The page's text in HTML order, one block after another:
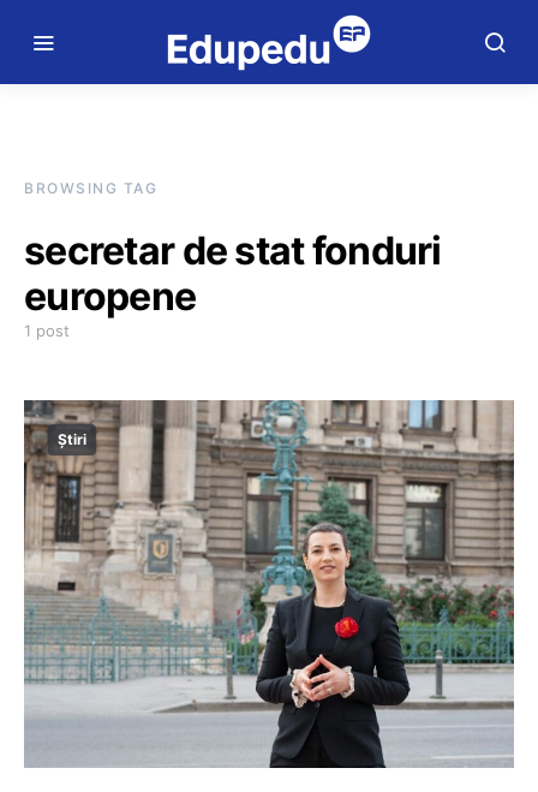
BROWSING TAG
secretar de stat fonduri
europene
1 post
Știri